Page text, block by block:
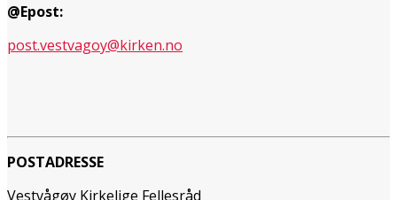
@Epost:
post.vestvagoy@kirken.no
POSTADRESSE
Vestvågøy Kirkelige Fellesråd